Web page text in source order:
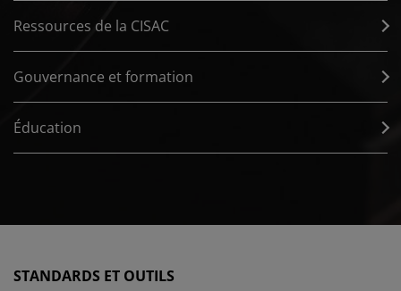
Ressources de la CISAC
Gouvernance et formation
Éducation
STANDARDS ET OUTILS